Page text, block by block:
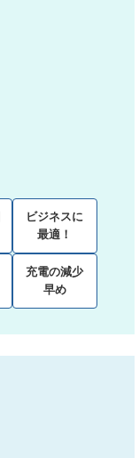
ビジネスに
最適！
充電の減少
早め